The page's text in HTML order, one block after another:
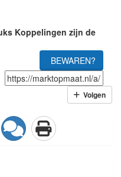
Koppelingen zijn de
BEWAREN?
Volgen